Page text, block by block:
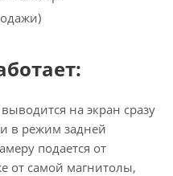
на экран сразу
в режим задней
подается от
от самой магнитолы,